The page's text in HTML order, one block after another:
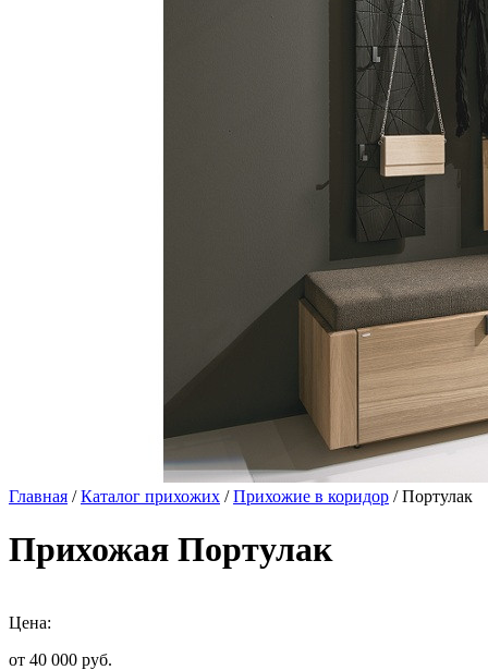
Главная /Каталог прихожих /Прихожие в коридор / Портулак
Прихожая Портулак
Цена:
от 40 000 руб.